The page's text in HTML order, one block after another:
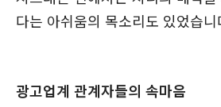
다는 아쉬움의 목소리도 있었습니
광고업계 관계자들의 속마음